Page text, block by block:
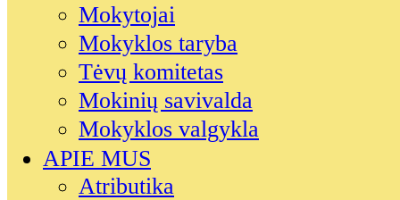
Mokytojai
Mokyklos taryba
Tėvų komitetas
Mokinių savivalda
Mokyklos valgykla
APIE MUS
Atributika